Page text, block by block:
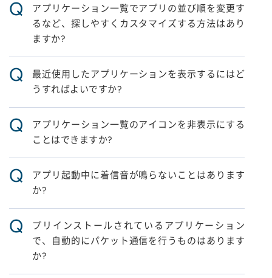
Q
アプリケーション一覧でアプリの並び順を変更す
るなど、探しやすくカスタマイズする方法はあり
ますか?
Q
最近使用したアプリケーションを表示するにはど
うすればよいですか?
Q
アプリケーション一覧のアイコンを非表示にする
ことはできますか?
Q
アプリ起動中に着信音が鳴らないことはあります
か?
Q
プリインストールされているアプリケーション
で、自動的にパケット通信を行うものはあります
か?